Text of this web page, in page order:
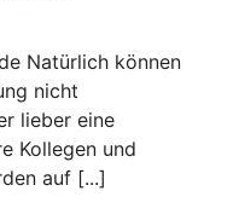
Natürlich können
nicht
lieber eine
Kollegen und
auf [...]